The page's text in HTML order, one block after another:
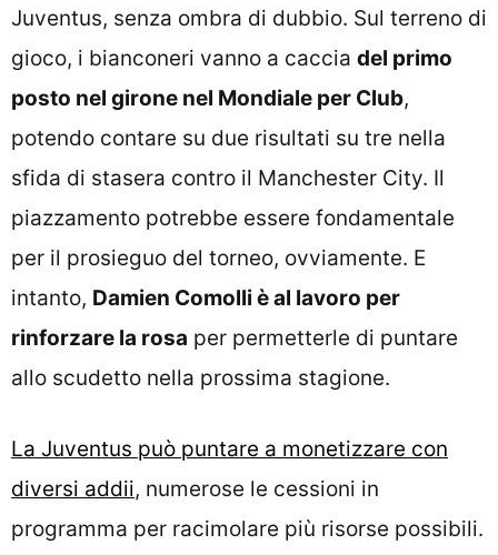
Juventus, senza ombra di dubbio. Sul terreno di
gioco, i bianconeri vanno a caccia del primo
posto nel girone nel Mondiale per Club,
potendo contare su due risultati su tre nella
sfida di stasera contro il Manchester City. Il
piazzamento potrebbe essere fondamentale
per il prosieguo del torneo, ovviamente. E
intanto, Damien Comolli è al lavoro per
rinforzare la rosa per permetterle di puntare
allo scudetto nella prossima stagione.
La Juventus può puntare a monetizzare con
diversi addii, numerose le cessioni in
programma per racimolare più risorse possibili.